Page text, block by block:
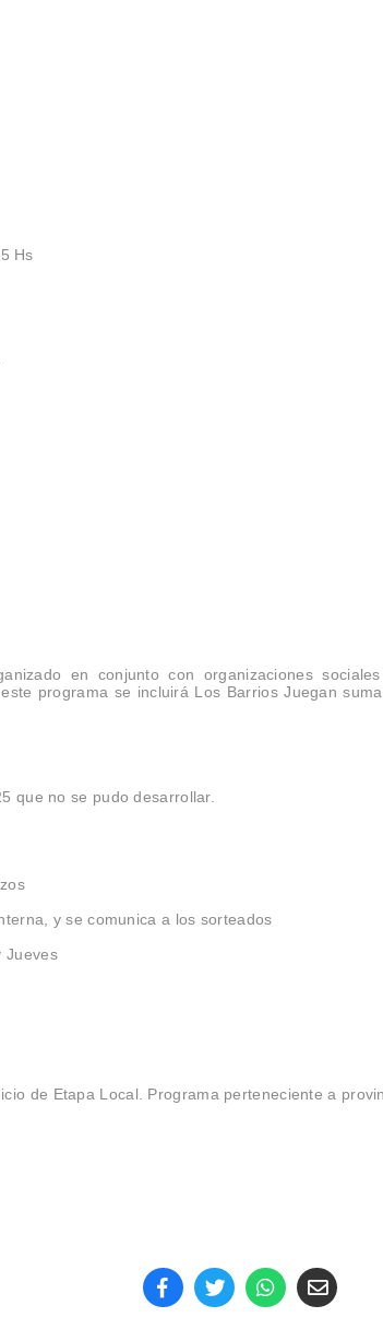
Hs
en conjunto con organizaciones
programa se incluirá Los Barrios Juegan
que no se pudo desarrollar.
y se comunica a los sorteados
Jueves
de Etapa Local. Programa perteneciente a